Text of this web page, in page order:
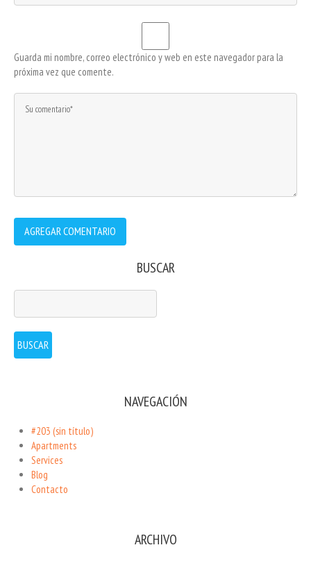
Guarda mi nombre, correo electrónico y web en este navegador para la
próxima vez que comente.
BUSCAR
NAVEGACIÓN
#203 (sin título)
Apartments
Services
Blog
Contacto
ARCHIVO